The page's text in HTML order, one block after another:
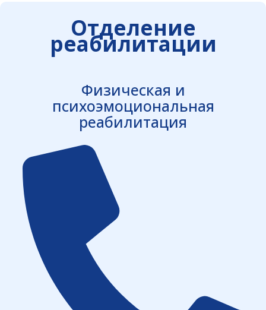
Отделение
реабилитации
Физическая и
психоэмоциональная
реабилитация